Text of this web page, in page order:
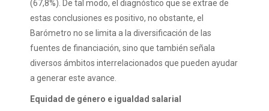
(67,8%). De tal modo, el diagnóstico que se extrae de
estas conclusiones es positivo, no obstante, el
Barómetro no se limita a la diversificación de las
fuentes de financiación, sino que también señala
diversos ámbitos interrelacionados que pueden ayudar
a generar este avance.
Equidad de género e igualdad salarial